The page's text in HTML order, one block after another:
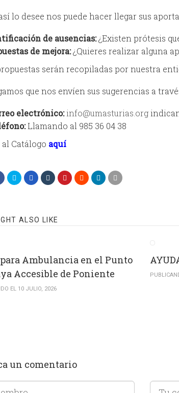
lo desee nos puede hacer llegar sus
de ausencias:¿Existen prótesis
de mejora:¿Quieres realizar alguna
serán recopiladas por nuestra
que nos envíen sus sugerencias a
electrónico:info@umasturias.org
Llamando al 985 36 04 38
Catálogo aquí
ALSO LIKE
Ambulancia en el Punto
Accesible de Poniente
EL 10 JULIO, 2026
un comentario